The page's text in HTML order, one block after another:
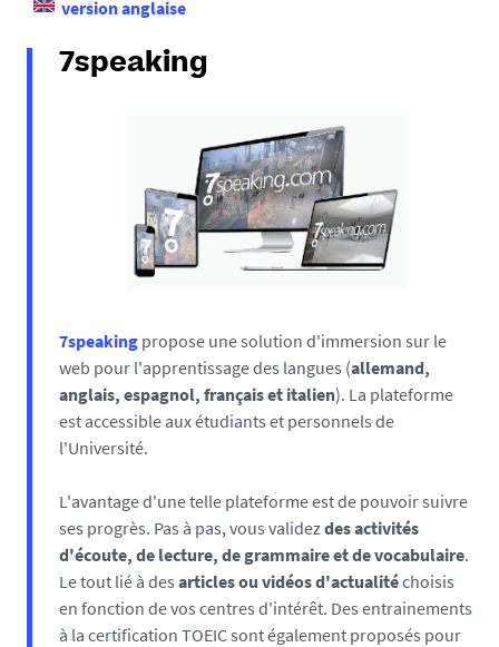
version anglaise
7speaking
7speaking propose une solution d'immersion sur le
web pour l'apprentissage des langues (allemand,
anglais, espagnol, français et italien). La plateforme
est accessible aux étudiants et personnels de
l'Université.
L'avantage d'une telle plateforme est de pouvoir suivre
ses progrès. Pas à pas, vous validezdes activités
d'écoute, de lecture, de grammaire et de vocabulaire.
Le tout lié à des articles ou vidéos d'actualitéchoisis
en fonction de vos centres d'intérêt. Des entrainements
à la certification TOEIC sont également proposés pour